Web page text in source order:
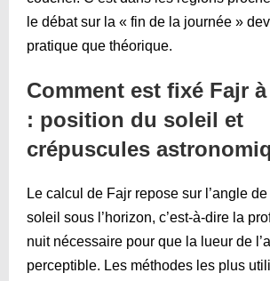
le débat sur la « fin de la journée »
pratique que théorique.
Comment est fixé Fajr
: position du soleil et
crépuscules
Le calcul de Fajr repose sur l’angle
soleil sous l’horizon, c’est-à-dire la
nuit nécessaire pour que la lueur de
perceptible. Les méthodes les plus